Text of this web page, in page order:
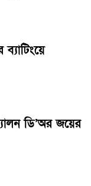
ডি’অর জয়ের